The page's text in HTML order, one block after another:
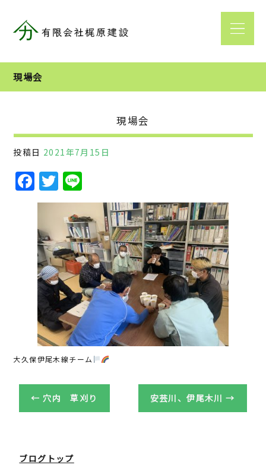
現場会
現場会
投稿日 2021年7月15日
F
a
e
b
o
o
k
T
w
it
te
r
n
e
大久保伊尾木線チーム
← 穴内 草刈り 安芸川、伊尾木川→
ブログトップ